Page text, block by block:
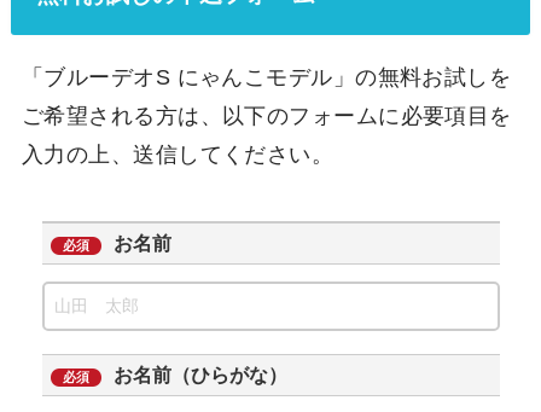
「ブルーデオS にゃんこモデル」の無料お試しを
ご希望される方は、以下のフォームに必要項目を
入力の上、送信してください。